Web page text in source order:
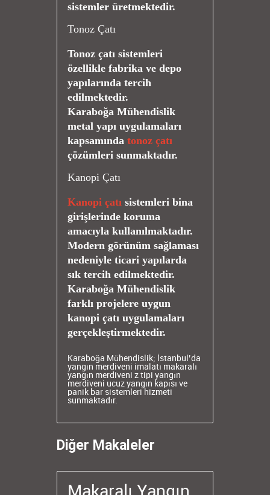
sistemler üretmektedir.
Tonoz Çatı
Tonoz çatı sistemleri
özellikle fabrika ve depo
yapılarında tercih
edilmektedir.
Karaboğa Mühendislik
metal yapı uygulamaları
kapsamında tonoz çatı
çözümleri sunmaktadır.
Kanopi Çatı
Kanopi çatı sistemleri bina
girişlerinde koruma
amacıyla kullanılmaktadır.
Modern görünüm sağlaması
nedeniyle ticari yapılarda
sık tercih edilmektedir.
Karaboğa Mühendislik
farklı projelere uygun
kanopi çatı uygulamaları
gerçekleştirmektedir.
Karaboğa Mühendislik; İstanbul’da
yangın merdiveni imalatı makaralı
yangın merdiveni z tipi yangın
merdiveni ucuz yangın kapısı ve
panik bar sistemleri hizmeti
sunmaktadır.
Diğer Makaleler